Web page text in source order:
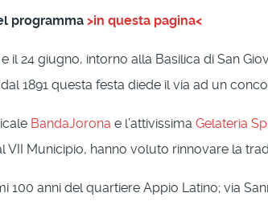
programma >in questa pagina<
il 24 giugno, intorno alla Basilica di San
dal 1891 questa festa diede il via ad un
BandaJorona e l’attivissima Gelateria
Municipio, hanno voluto rinnovare la
100 anni del quartiere Appio Latino; via